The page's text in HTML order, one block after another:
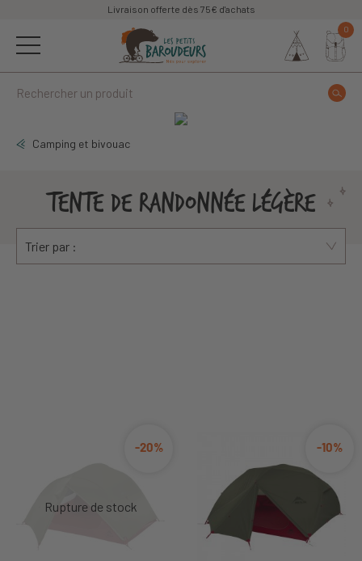
Livraison offerte dès 75€ d'achats
0
Camping et bivouac
TENTE DE RANDONNÉE LÉGÈRE
Trier par :
-20% -10%